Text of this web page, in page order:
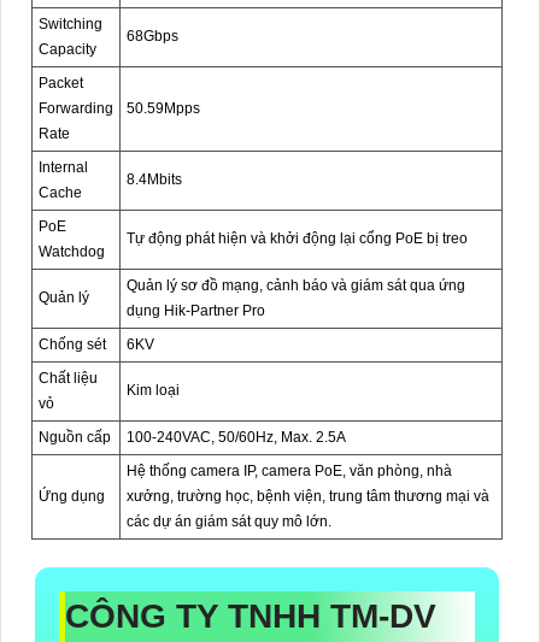
Switching
Capacity
68Gbps
Packet
Forwarding
Rate
50.59Mpps
Internal
Cache
8.4Mbits
PoE
Watchdog
Tự động phát hiện và khởi động lại cổng PoE bị treo
Quản lý
Quản lý sơ đồ mạng, cảnh báo và giám sát qua ứng
dụng Hik-Partner Pro
Chống sét
6KV
Chất liệu
vỏ
Kim loại
Nguồn cấp 100-240VAC, 50/60Hz, Max. 2.5A
Ứng dụng
Hệ thống camera IP, camera PoE, văn phòng, nhà
xưởng, trường học, bệnh viện, trung tâm thương mại và
các dự án giám sát quy mô lớn.
CÔNG TY TNHH TM-DV